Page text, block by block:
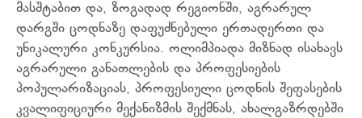
მასშტაბით და, ზოგადად რეგიონში, აგრარულ
დარგში ცოდნაზე დაფუძნებული ერთადერთი და
უნიკალური კონკურსია. ოლიმპიადა მიზნად ისახავს
აგრარული განათლების და პროფესიების
პოპულარიზაციას, პროფესიული ცოდნის შეფასების
კვალიფიციური მექანიზმის შექმნას, ახალგაზრდებში